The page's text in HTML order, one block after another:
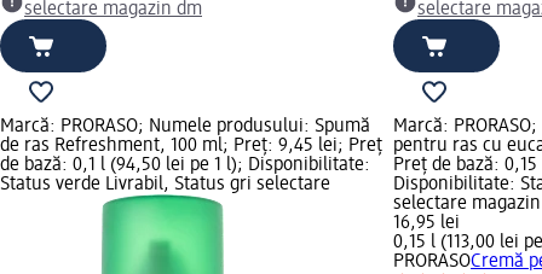
selectare magazin dm selectare
Marcă: PRORASO; Numele produsului: Spumă
de ras Refreshment, 100 ml; Preț: 9,45 lei; Preț
de bază: 0,1 l (94,50 lei pe 1 l); Disponibilitate:
Status verde Livrabil, Status gri selectare
Marcă:
pentru ras cu
Preț de bază:
Disponibilitate:
selectare
16,95 lei
0,15 l (113,00 lei
PRORASOCremă